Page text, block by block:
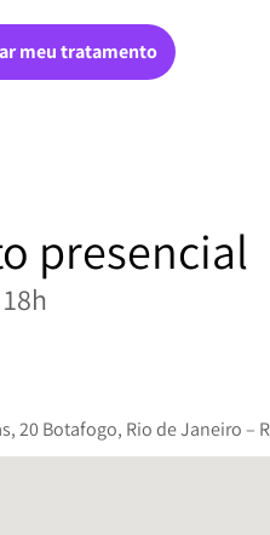
meu tratamento
presencial
20 Botafogo, Rio de Janeiro –